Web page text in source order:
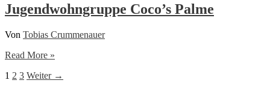
Jugendwohngruppe Coco’s Palme
Von Tobias Crummenauer
Jugendwohngruppe
Palme
Read More »
1 2 3 Weiter →